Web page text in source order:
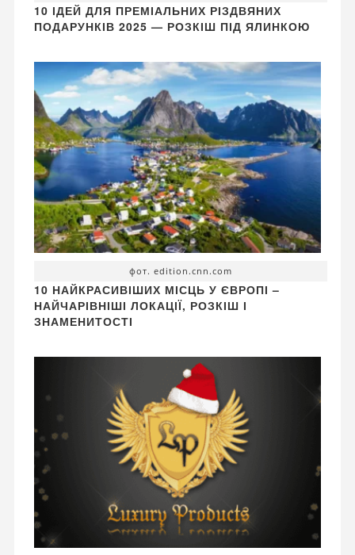
10 ІДЕЙ ДЛЯ ПРЕМІАЛЬНИХ РІЗДВЯНИХ
ПОДАРУНКІВ 2025 — РОЗКІШ ПІД ЯЛИНКОЮ
фот. edition.cnn.com
10 НАЙКРАСИВІШИХ МІСЦЬ У ЄВРОПІ –
НАЙЧАРІВНІШІ ЛОКАЦІЇ, РОЗКІШ І
ЗНАМЕНИТОСТІ